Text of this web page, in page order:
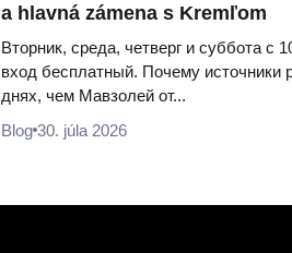
a hlavná zámena s Kremľom
Вторник, среда, четверг и суббота с
вход бесплатный. Почему источники
днях, чем Мавзолей от...
Blog 30. júla 2026